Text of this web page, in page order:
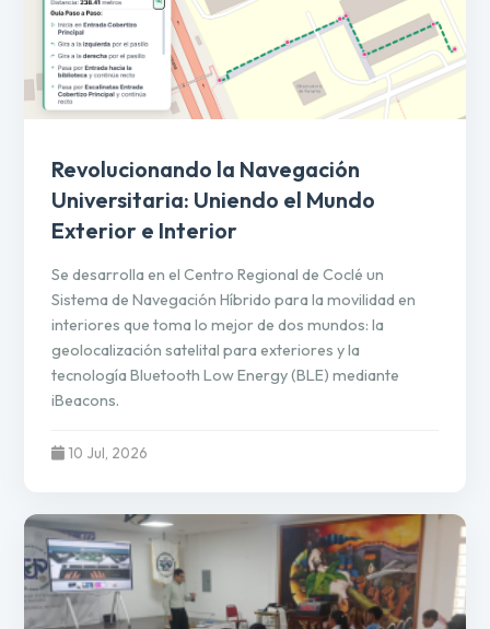
Revolucionando la Navegación
Universitaria: Uniendo el Mundo
Exterior e Interior
Se desarrolla en el Centro Regional de Coclé un
Sistema de Navegación Híbrido para la movilidad en
interiores que toma lo mejor de dos mundos: la
geolocalización satelital para exteriores y la
tecnología Bluetooth Low Energy (BLE) mediante
iBeacons.
10 Jul, 2026